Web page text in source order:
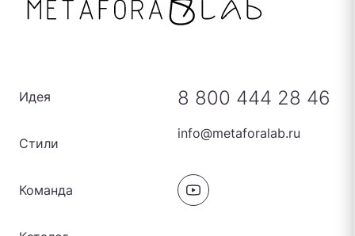
Идея
Стили
Команда
8 800 444 28 46
info@metaforalab.ru